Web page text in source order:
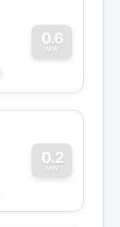
0.6
MW
0
0.2
MW
0